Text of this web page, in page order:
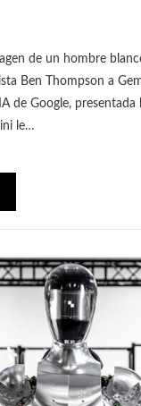
de un hombre
Ben Thompson a
de Google, presentada
le…